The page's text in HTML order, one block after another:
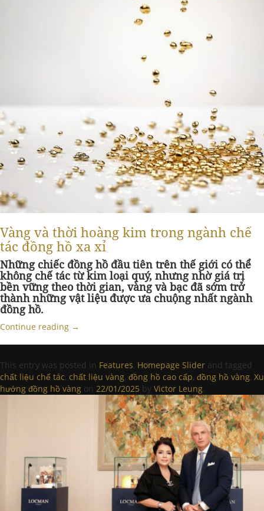
Vàng và thời hoàng kim trong ngành chế
tác đồng hồ xa xỉ
Những chiếc đồng hồ đầu tiên trên thế giới có thể
không chế tác từ kim loại quý, nhưng nhờ giá trị
bền vững theo thời gian, vàng và bạc đã sớm trở
thành những vật liệu được ưa chuộng nhất ngành
đồng hồ.
Continue reading →
This entry was posted in Features, Homepage Slider and tagged
chất liệu chế tác, chất liệu vàng, đồng hồ cao cấp, đồng hồ vàng, Xu
hướng đồng hồ vàng on 22/01/2025 by Victor Leung.